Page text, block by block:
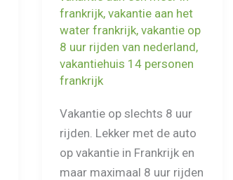
frankrijk,vakantie aan het
water frankrijk,vakantie op
8 uur rijden van nederland,
vakantiehuis 14 personen
frankrijk
Vakantie op slechts 8 uur
rijden. Lekker met de auto
op vakantie in Frankrijk en
maar maximaal 8 uur rijden